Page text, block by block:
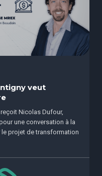
veut
Nicolas Dufour,
une conversation à la
projet de transformation